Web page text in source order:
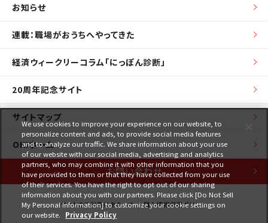
お知らせ
連載：職場がおうちへやってきた
経済ウィークリーコラム「にっぽん診断」
20周年記念サイト
サイトマップ
OKIホーム
お問い合わせ
サイトのご利用にあたって 個人情報保護ポリシー
We use cookies to improve your experience on our website, to
personalize content and ads, to provide social media features
and to analyze our traffic. We share information about your use
of our website with our social media, advertising and analytics
partners, who may combine it with other information that you
have provided to them or that they have collected from your use
of their services. You have the right to opt out of our sharing
information about you with our partners. Please click [Do Not Sell
My Personal Information] to customize your cookie settings on
our website.
Privacy Policy